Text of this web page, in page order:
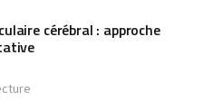
cérébral : approche